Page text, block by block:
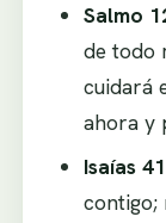
Salmo
de todo
cuidará
ahora y
Isaías
contigo;